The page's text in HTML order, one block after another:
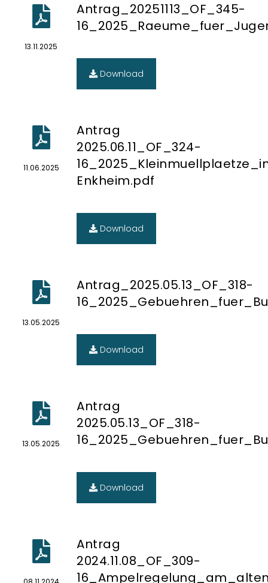
13.11.2025
Antrag_20251113_OF_345-
Download
11.06.2025
Antrag
2025.06.11_OF_324-
Enkheim.pdf
Download
13.05.2025
Antrag_2025.05.13_OF_318-
Download
13.05.2025
Antrag
2025.05.13_OF_318-
Download
Antrag
2024.11.08_OF_309-